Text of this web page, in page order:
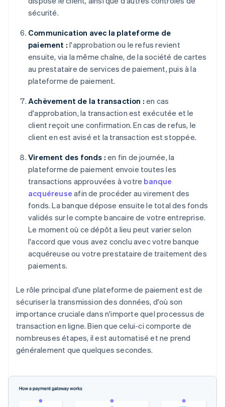
sécurité.
Communication avec la plateforme de
paiement : l'approbation ou le refus revient
ensuite, via la même chaîne, de la société de cartes
au prestataire de services de paiement, puis à la
plateforme de paiement.
Achèvement de la transaction : en cas
d'approbation, la transaction est exécutée et le
client reçoit une confirmation. En cas de refus, le
client en est avisé et la transaction est stoppée.
Virement des fonds : en fin de journée, la
plateforme de paiement envoie toutes les
transactions approuvées à votre banque
acquéreuse afin de procéder au virement des
fonds. La banque dépose ensuite le total des fonds
validés sur le compte bancaire de votre entreprise.
Le moment où ce dépôt a lieu peut varier selon
l'accord que vous avez conclu avec votre banque
acquéreuse ou votre prestataire de traitement des
paiements.
Le rôle principal d'une plateforme de paiement est de
sécuriser la transmission des données, d'où son
importance cruciale dans n'importe quel processus de
transaction en ligne. Bien que celui-ci comporte de
nombreuses étapes, il est automatisé et ne prend
généralement que quelques secondes.